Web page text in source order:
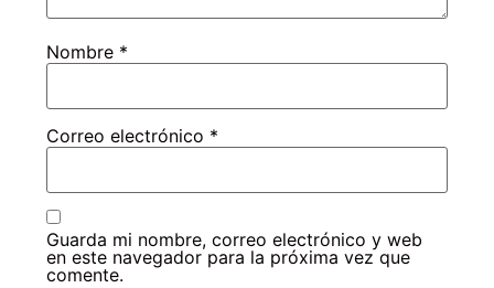
Nombre *
Correo electrónico *
Guarda mi nombre, correo electrónico y web
en este navegador para la próxima vez que
comente.